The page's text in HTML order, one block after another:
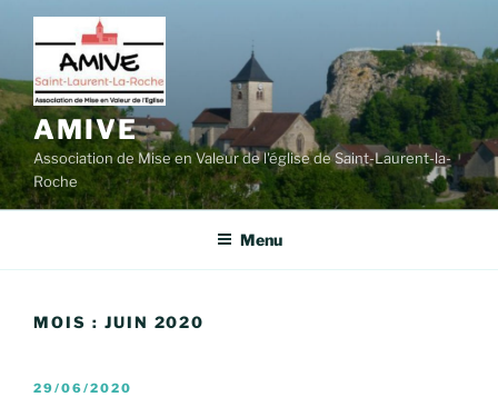
Aller
contenu
principal
AMIVE
Association de Mise en Valeur de l'église de Saint-Laurent-la-
Roche
Menu
MOIS : JUIN 2020
PUBLIÉ
29/06/2020